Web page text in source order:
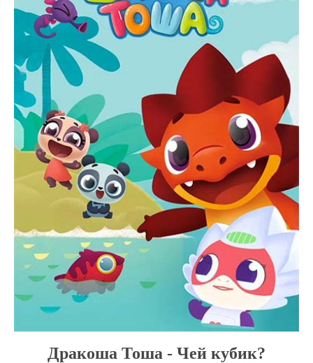
Дракоша Тоша - Чей кубик?